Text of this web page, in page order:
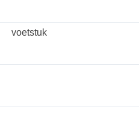
voetstuk